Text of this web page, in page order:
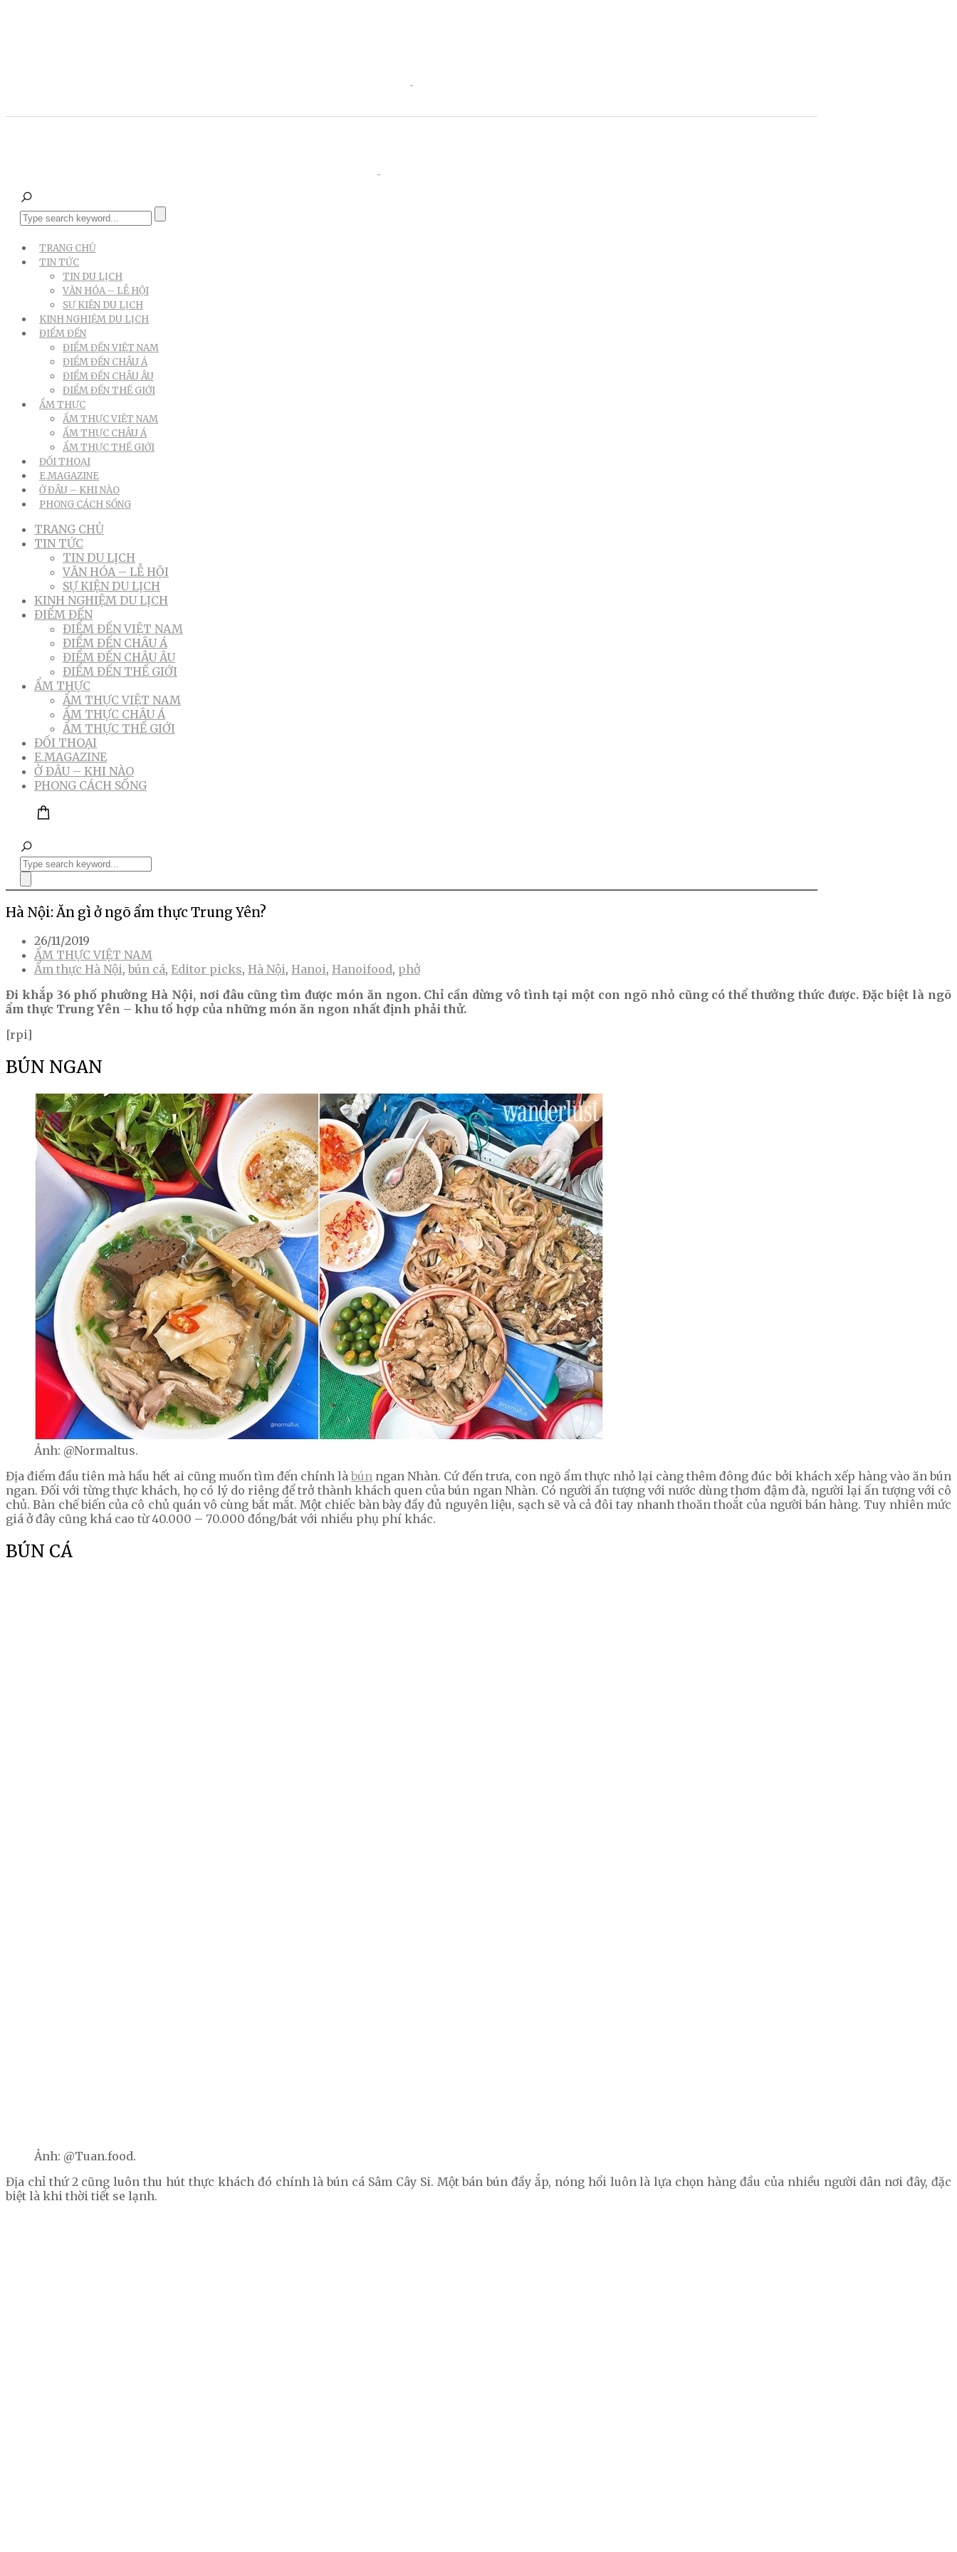
TRANG CHỦ
TIN TỨC
TIN DU LỊCH
VĂN HÓA – LỄ HỘI
SỰ KIỆN DU LỊCH
KINH NGHIỆM DU LỊCH
ĐIỂM ĐẾN
ĐIỂM ĐẾN VIỆT NAM
ĐIỂM ĐẾN CHÂU Á
ĐIỂM ĐẾN CHÂU ÂU
ĐIỂM ĐẾN THẾ GIỚI
ẨM THỰC
ẨM THỰC VIỆT NAM
ẨM THỰC CHÂU Á
ẨM THỰC THẾ GIỚI
ĐỐI THOẠI
E.MAGAZINE
Ở ĐÂU – KHI NÀO
PHONG CÁCH SỐNG
TRANG CHỦ
TIN TỨC
TIN DU LỊCH
VĂN HÓA – LỄ HỘI
SỰ KIỆN DU LỊCH
KINH NGHIỆM DU LỊCH
ĐIỂM ĐẾN
ĐIỂM ĐẾN VIỆT NAM
ĐIỂM ĐẾN CHÂU Á
ĐIỂM ĐẾN CHÂU ÂU
ĐIỂM ĐẾN THẾ GIỚI
ẨM THỰC
ẨM THỰC VIỆT NAM
ẨM THỰC CHÂU Á
ẨM THỰC THẾ GIỚI
ĐỐI THOẠI
E.MAGAZINE
Ở ĐÂU – KHI NÀO
PHONG CÁCH SỐNG
Hà Nội: Ăn gì ở ngõ ẩm thực Trung Yên?
26/11/2019
ẨM THỰC VIỆT NAM
Ẩm thực Hà Nội, bún cá, Editor picks, Hà Nội, Hanoi, Hanoifood, phở
Đi khắp 36 phố phường Hà Nội, nơi đâu cũng tìm được món ăn ngon. Chỉ cần dừng vô tình tại một con ngõ nhỏ cũng có thể thưởng thức được. Đặc biệt là ngõ
ẩm thực Trung Yên – khu tổ hợp của những món ăn ngon nhất định phải thử.
[rpi]
BÚN NGAN
Ảnh: @Normaltus.
Địa điểm đầu tiên mà hầu hết ai cũng muốn tìm đến chính làbún ngan Nhàn. Cứ đến trưa, con ngõ ẩm thực nhỏ lại càng thêm đông đúc bởi khách xếp hàng vào ăn bún
ngan. Đối với từng thực khách, họ có lý do riêng để trở thành khách quen của bún ngan Nhàn. Có người ấn tượng với nước dùng thơm đậm đà, người lại ấn tượng với cô
chủ. Bàn chế biến của cô chủ quán vô cùng bắt mắt. Một chiếc bàn bày đầy đủ nguyên liệu, sạch sẽ và cả đôi tay nhanh thoăn thoắt của người bán hàng. Tuy nhiên mức
giá ở đây cũng khá cao từ 40.000 – 70.000 đồng/bát với nhiều phụ phí khác.
BÚN CÁ
Ảnh: @Tuan.food.
Địa chỉ thứ 2 cũng luôn thu hút thực khách đó chính là bún cá Sâm Cây Si. Một bán bún đầy ắp, nóng hổi luôn là lựa chọn hàng đầu của nhiều người dân nơi đây, đặc
biệt là khi thời tiết se lạnh.